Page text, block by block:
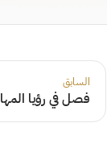
السابق
فصل في رؤيا المها